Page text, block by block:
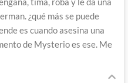
¿qué más se puede
es cuando asesina una
de Mysterio es ese. Me